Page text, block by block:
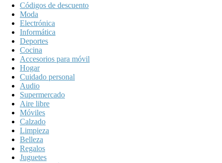
Códigos de descuento
Moda
Electrónica
Informática
Deportes
Cocina
Accesorios para móvil
Hogar
Cuidado personal
Audio
Supermercado
Aire libre
Móviles
Calzado
Limpieza
Belleza
Regalos
Juguetes